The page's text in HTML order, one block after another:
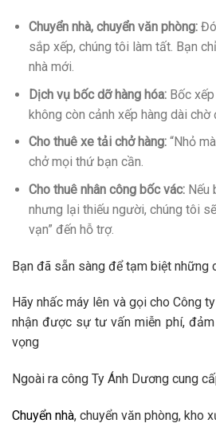
Chuyển nhà, chuyển văn phòng:
sắp xếp, chúng tôi làm tất. Bạn
nhà mới.
Dịch vụ bốc dỡ hàng hóa:Bốc xếp
không còn cảnh xếp hàng dài chờ
Cho thuê xe tải chở hàng:“Nhỏ
chở mọi thứ bạn cần.
Cho thuê nhân công bốc vác:Nếu
nhưng lại thiếu người, chúng tôi
vạn” đến hỗ trợ.
Bạn đã sẵn sàng để tạm biệt những
Hãy nhấc máy lên và gọi cho Công
nhận được sự tư vấn miễn phí,
vọng
Ngoài ra công Ty Ánh Dương cung
Chuyển nhà, chuyển văn phòng, kho